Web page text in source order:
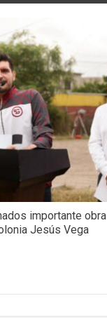
importante obra
Jesús Vega